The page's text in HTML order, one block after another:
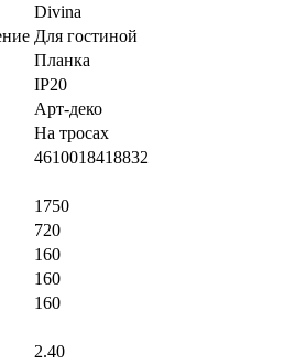
Divina
Для гостиной
Планка
IP20
Арт-деко
На тросах
4610018418832
1750
720
160
160
160
2.40